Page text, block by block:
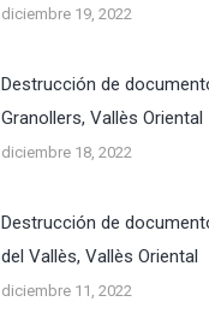
diciembre 19, 2022
Destrucción de
Granollers, Vallès Oriental
diciembre 18, 2022
Destrucción de
del Vallès, Vallès Oriental
diciembre 11, 2022